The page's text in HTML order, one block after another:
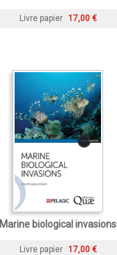
Livre papier 17,00 €
Marine biological invasions
Livre papier 17,00 €